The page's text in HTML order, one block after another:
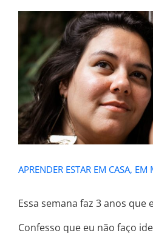
APRENDER ESTAR
APRENDER ESTAR EM CASA, EM
Essa semana faz 3 anos que
Confesso que eu não faço